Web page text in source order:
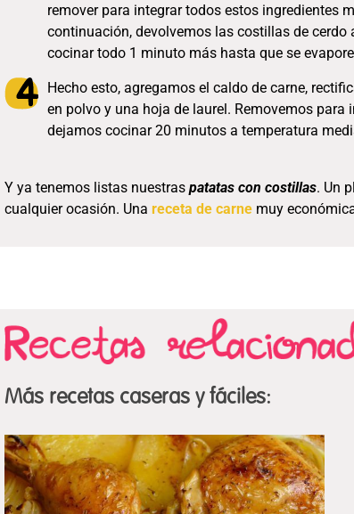
remover para integrar todos estos ingredientes
continuación, devolvemos las costillas de
cocinar todo 1 minuto más hasta que se
Hecho esto, agregamos el caldo de carne,
en polvo y una hoja de laurel. Removemos
dejamos cocinar 20 minutos a temperatura
Y ya tenemos listas nuestras patatas con costillas. Un
cualquier ocasión. Una receta de carne muy
Más recetas caseras y fáciles: